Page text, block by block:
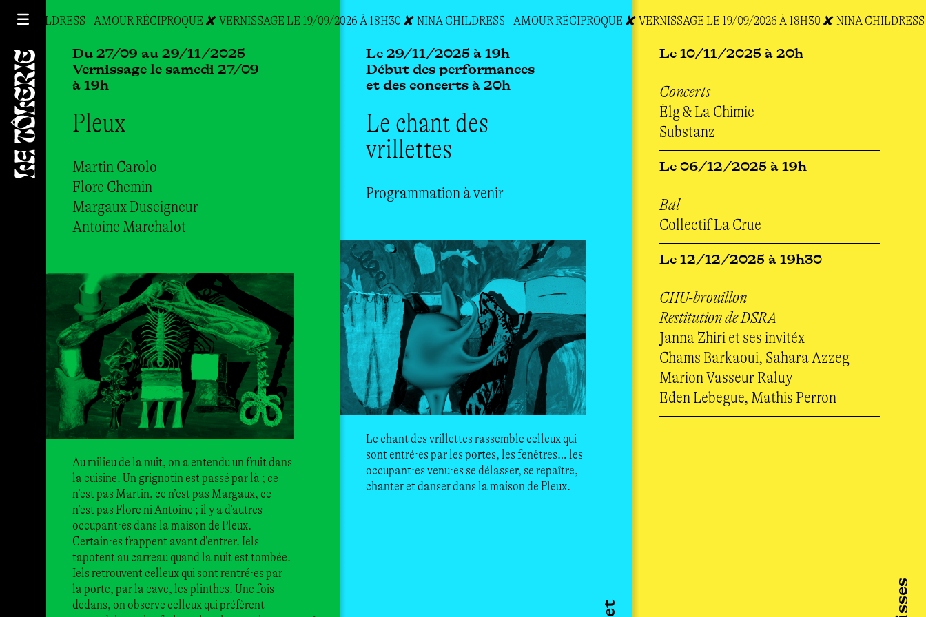
INA CHILDRESS - AMOUR RÉCIPROQUE ✘ VERNISSAGE LE 19/09/2026 À 18H30 ✘ NINA CHILDRESS - AMOUR RÉCIPROQUE ✘ VERNISSAGE LE 19/09/2026 À 18H30 ✘ NINA
Du 27/09 au 29/11/2025
Vernissage le samedi 27/09
à 19h
Pleux
Martin Carolo
Flore Chemin
Margaux Duseigneur
Antoine Marchalot
Au milieu de la nuit, on a entendu un fruit dans
la cuisine. Un grignotin est passé par là ; ce
n’est pas Martin, ce n’est pas Margaux, ce
n’est pas Flore ni Antoine ; il y a d’autres
occupant·es dans la maison de Pleux.
Certain·es frappent avant d’entrer. Iels
tapotent au carreau quand la nuit est tombée.
Iels retrouvent celleux qui sont rentré·es par
la porte, par la cave, les plinthes. Une fois
dedans, on observe celleux qui préfèrent
Le 29/11/2025 à 19h
Début des performances
et des concerts à 20h
Le chant des
vrillettes
Programmation à venir
Le chant des vrillettes rassemble celleux qui
sont entré·es par les portes, les fenêtres… les
occupant·es venu·es se délasser, se repaître,
chanter et danser dans la maison de Pleux.
Le 10/11/2025 à 20h
Concerts
Èlg & La Chimie
Substanz
Le 06/12/2025 à 19h
Bal
Collectif La Crue
Le 12/12/2025 à 19h30
CHU-brouillon
Restitution de DSRA
Janna Zhiri et ses invitéx
Chams Barkaoui, Sahara Azzeg
Marion Vasseur Raluy
Eden Lebegue, Mathis Perron